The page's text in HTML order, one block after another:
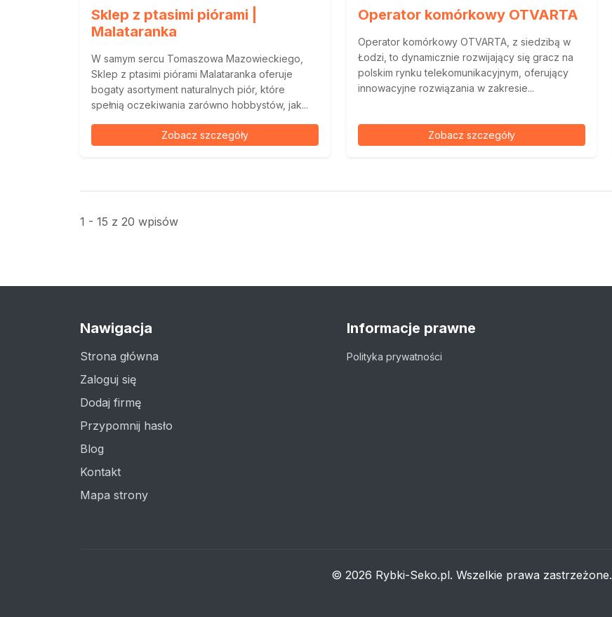
Sklep z ptasimi piórami |
Malataranka
W samym sercu Tomaszowa Mazowieckiego,
Sklep z ptasimi piórami Malataranka oferuje
bogaty asortyment naturalnych piór, które
spełnią oczekiwania zarówno hobbystów, jak...
Zobacz szczegóły
Operator komórkowy OTVARTA
Operator komórkowy OTVARTA, z siedzibą w
Łodzi, to dynamicznie rozwijający się gracz na
polskim rynku telekomunikacyjnym, oferujący
innowacyjne rozwiązania w zakresie...
Zobacz szczegóły
1 - 15 z 20 wpisów
Nawigacja
Strona główna
Zaloguj się
Dodaj firmę
Przypomnij hasło
Blog
Kontakt
Mapa strony
Informacje prawne
Polityka prywatności
© 2026 Rybki-Seko.pl. Wszelkie prawa zastrzeżone.